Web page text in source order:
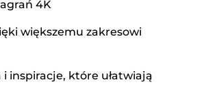
4K
większemu zakresowi
inspiracje, które ułatwiają